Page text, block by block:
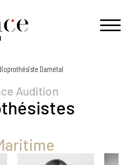
Darnétal
Audition